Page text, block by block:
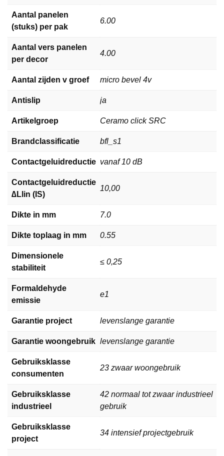
Aantal panelen
(stuks) per pak
6.00
Aantal vers panelen
per decor
4.00
Aantal zijden v groef micro bevel 4v
Antislip ja
Artikelgroep Ceramo click SRC
Brandclassificatie bfl_s1
Contactgeluidreductie vanaf 10 dB
Contactgeluidreductie
∆Llin (IS)
10,00
Dikte in mm 7.0
Dikte toplaag in mm 0.55
Dimensionele
stabiliteit
≤ 0,25
Formaldehyde
emissie
e1
Garantie project levenslange garantie
Garantie woongebruik levenslange garantie
Gebruiksklasse
consumenten
23 zwaar woongebruik
Gebruiksklasse
industrieel
42 normaal tot zwaar industrieel
gebruik
Gebruiksklasse
project
34 intensief projectgebruik